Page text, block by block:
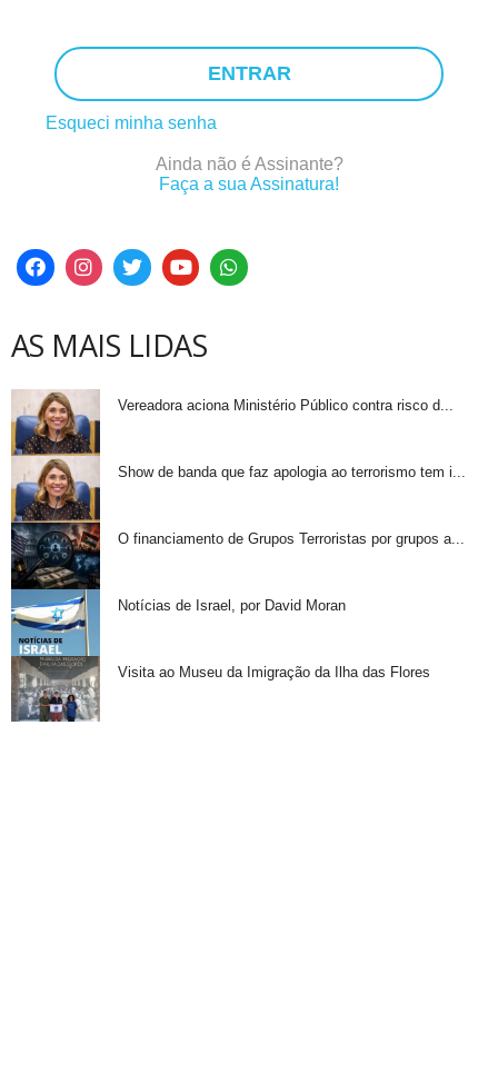
ENTRAR
Esqueci minha senha
Ainda não é Assinante?
Faça a sua Assinatura!
AS MAIS LIDAS
Vereadora aciona Ministério Público contra risco d...
Show de banda que faz apologia ao terrorismo tem i...
O financiamento de Grupos Terroristas por grupos a...
Notícias de Israel, por David Moran
Visita ao Museu da Imigração da Ilha das Flores